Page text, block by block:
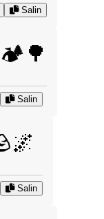
Salin
Salin
Salin